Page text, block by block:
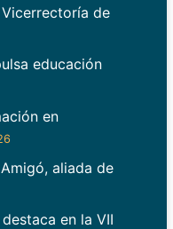
de
educación
en
aliada de
en la VII